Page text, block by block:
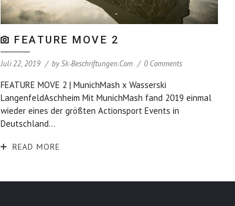
FEATURE MOVE 2
Juli 22, 2019 bySk-Beschriftungen.com 0 Comments
FEATURE MOVE 2 | MunichMash x Wasserski
LangenfeldAschheim Mit MunichMash fand 2019 einmal
wieder eines der größten Actionsport Events in
Deutschland...
READ MORE